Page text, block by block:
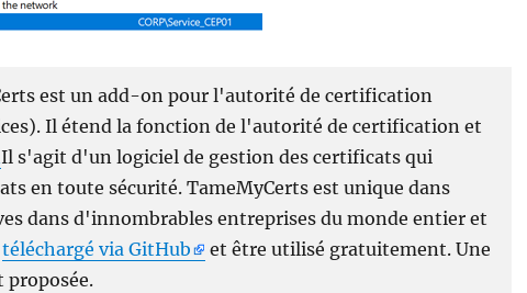
est un add-on pour l'autorité de certification
Il étend la fonction de l'autorité de certification et
Il s'agit d'un logiciel de gestion des certificats qui
en toute sécurité. TameMyCerts est unique dans
dans d'innombrables entreprises du monde entier et
téléchargé via GitHub
et être utilisé gratuitement. Une
proposée.